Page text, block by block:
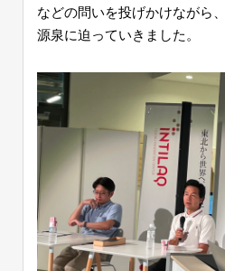
などの問いを投げかけながら
源泉に迫っていきました。